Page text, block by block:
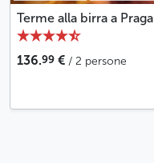
Terme alla birra a Praga
136.99 € / 2 persone